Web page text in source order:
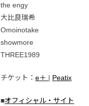
the engy
大比良瑞希
Omoinotake
showmore
THREE1989
チケット： e＋ | Peatix
■オフィシャル・サイト